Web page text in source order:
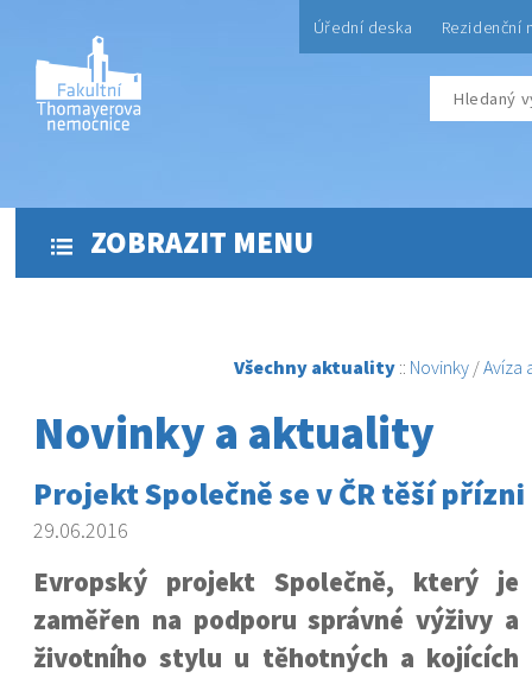
Úřední deska Rezidenční
ZOBRAZIT MENU
Všechny aktuality :: Novinky /Avíza
Novinky a aktuality
Projekt Společně se v ČR těší přízni
29.06.2016
Evropský projekt Společně, který je
zaměřen na podporu správné výživy a
životního stylu u těhotných a kojících